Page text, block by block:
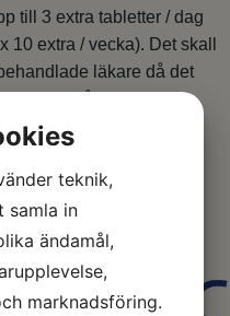
till 3 extra tabletter / dag
extra / vecka). Det skall
läkare då det
/Håkan Widner
teknik,
samla in
ändamål,
marknadsföring.